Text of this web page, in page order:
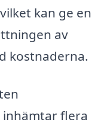
kan ge en
av
kostnaderna.
flera